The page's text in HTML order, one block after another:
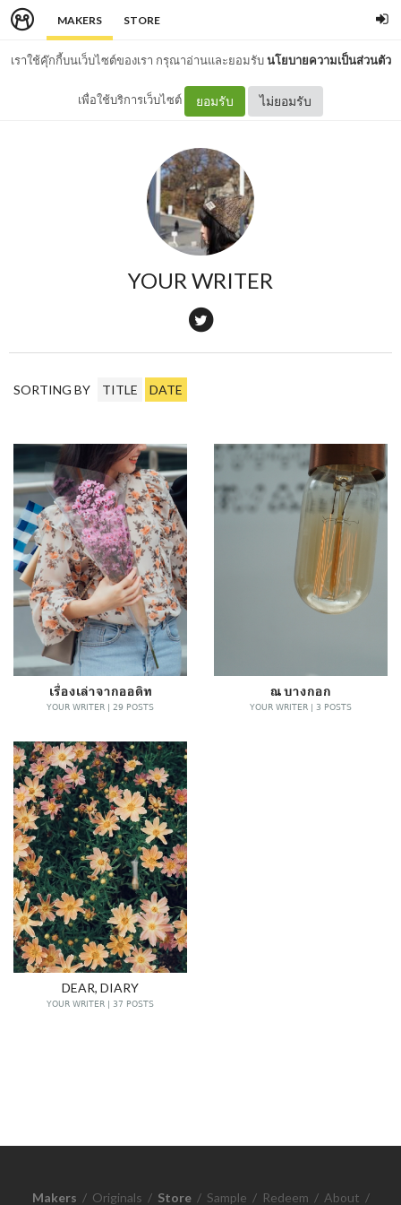
MAKERS STORE
เราใช้คุ๊กกี้บนเว็บไซต์ของเรา กรุณาอ่านและยอมรับนโยบายความเป็นส่วนตัว
เพื่อใช้บริการเว็บไซต์ ยอมรับ ไม่ยอมรับ
YOUR WRITER
SORTING BY TITLE DATE
เรื่องเล่าจากออดิท
YOUR WRITER | 29 POSTS
ณ บางกอก
YOUR WRITER | 3 POSTS
DEAR, DIARY
YOUR WRITER | 37 POSTS
Makers / Originals / Store / Sample / Redeem / About /